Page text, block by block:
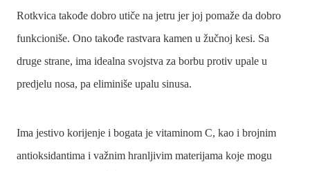
Rotkvica takođe dobro utiče na jetru jer joj pomaže da dobro
funkcioniše. Ono takođe rastvara kamen u žučnoj kesi. Sa
druge strane, ima idealna svojstva za borbu protiv upale u
predjelu nosa, pa eliminiše upalu sinusa.
Ima jestivo korijenje i bogata je vitaminom C, kao i brojnim
antioksidantima i važnim hranljivim materijama koje mogu